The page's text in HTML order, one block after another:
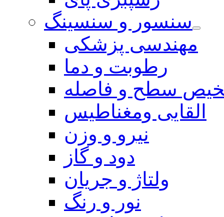
سنسور و سنسینگ
مهندسی پزشکی
رطوبت و دما
سطح و فاصله
القایی ومغناطیس
نیرو و وزن
دود و گاز
ولتاژ و جریان
نور و رنگ